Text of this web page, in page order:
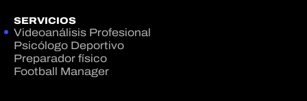
SERVICIOS
Videoanálisis Profesional
Psicólogo Deportivo
Preparador físico
Football Manager